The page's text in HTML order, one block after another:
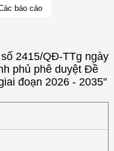
báo cáo
2415/QĐ-TTg ngày
phủ phê duyệt Đề
đoạn 2026 - 2035"